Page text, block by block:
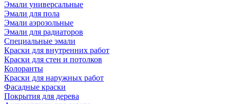
Эмали универсальные
Эмали для пола
Эмали аэрозольные
Эмали для радиаторов
Специальные эмали
Краски для внутренних работ
Краски для стен и потолков
Колоранты
Краски для наружных работ
Фасадные краски
Покрытия для дерева